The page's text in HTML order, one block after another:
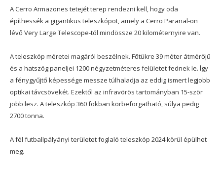
A Cerro Armazones tetejét terep rendezni kell, hogy oda
építhessék a gigantikus teleszkópot, amely a Cerro Paranal-on
lévő Very Large Telescope-tól mindössze 20 kilométernyire van.
A teleszkóp méretei magáról beszélnek. Főtükre 39 méter átmérőjű
és a hatszög paneljei 1200 négyzetméteres felületet fednek le. Így
a fénygyűjtő képessége messze túlhaladja az eddig ismert legjobb
optikai távcsövekét. Ezektől az infravörös tartományban 15-ször
jobb lesz. A teleszkóp 360 fokban körbeforgatható, súlya pedig
2700 tonna.
A fél futballpályányi területet foglaló teleszkóp 2024 körül épülhet
meg.